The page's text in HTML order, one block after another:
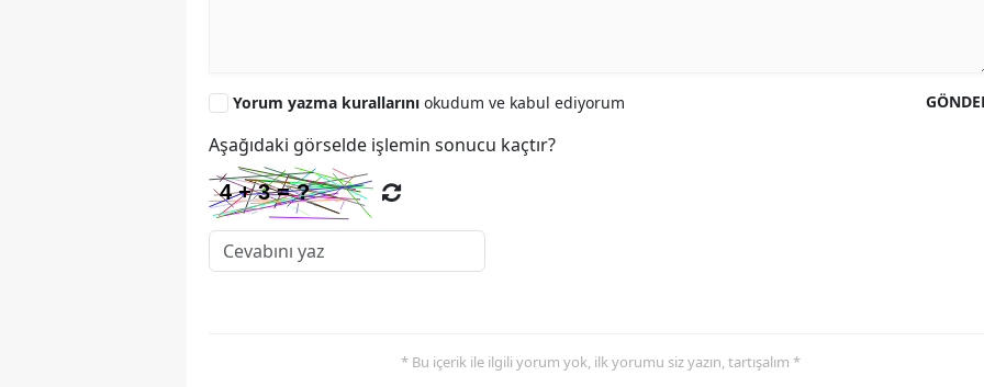
Yorum yazma kurallarını okudum ve kabul ediyorum
Aşağıdaki görselde işlemin sonucu kaçtır?
* Bu içerik ile ilgili yorum yok, ilk yorumu siz yazın, tartışalım *